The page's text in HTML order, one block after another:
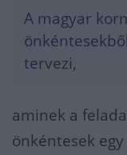
A magyar
tervezi,
aminek a
önkéntesek